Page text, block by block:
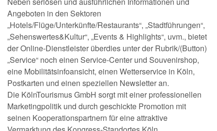
Angeboten in den Sektoren
„Hotels/Flüge/Unterkünfte/Restaurants“, „Stadtführungen“,
„Sehenswertes&Kultur“, „Events & Highlights“, uvm., bietet
der Online-Dienstleister überdies unter der Rubrik/(Button)
„Service“ noch einen Service-Center und Souvenirshop,
eine Mobilitätsinfoansicht, einen Wetterservice in Köln,
Postkarten und einen speziellen Newsletter an.
Die KölnTourismus GmbH sorgt mit einer professionellen
Marketingpolitik und durch geschickte Promotion mit
seinen Kooperationspartnern für eine attraktive